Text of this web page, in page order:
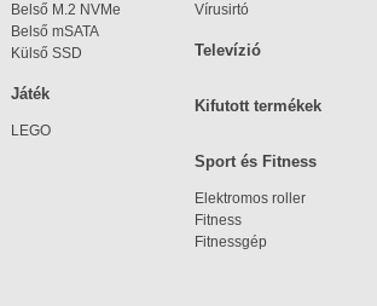
Belső M.2 NVMe
Belső mSATA
Külső SSD
Vírusirtó
Televízió
Játék
LEGO
Kifutott termékek
Sport és Fitness
Elektromos roller
Fitness
Fitnessgép